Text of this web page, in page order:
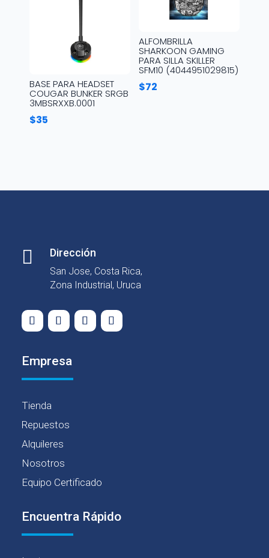
BASE PARA HEADSET
COUGAR BUNKER SRGB
3MBSRXXB.0001
$35
ALFOMBRILLA
SHARKOON GAMING
PARA SILLA SKILLER
SFM10 (4044951029815)
$72
 Dirección
San Jose, Costa Rica,
Zona Industrial, Uruca
Empresa
Tienda
Repuestos
Alquileres
Nosotros
Equipo Certificado
Encuentra Rápido